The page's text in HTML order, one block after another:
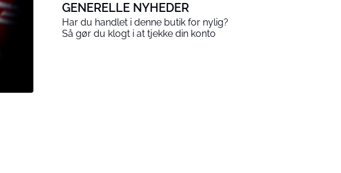
GENERELLE NYHEDER
Har du handlet i denne butik for nylig?
Så gør du klogt i at tjekke din konto